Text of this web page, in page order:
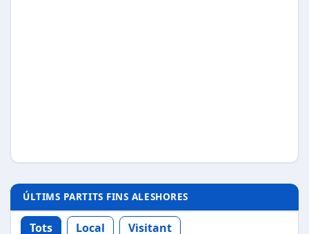
ÚLTIMS PARTITS FINS ALESHORES
Tots Local Visitant